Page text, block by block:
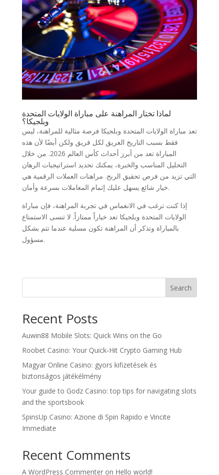
لماذا تختار المراهنة على مباراة الولايات المتحدة
وبلجيكا؟
تعد مباراة الولايات المتحدة وبلجيكا فرصة مثالية للمراهنة، ليس
فقط بسبب التاريخ العريق لكل فريق ولكن أيضًا لأن هذه
المباراة تعد من أبرز أحداث كأس العالم 2026. من خلال
التحليل المناسب والخبرة، يمكنك تحديد استراتيجيات الرهان
التي تزيد من فرص تحقيق الربح. مراهنات العملات الرقمية هي
خيار شائع يسهل عليك إتمام المعاملات بسرعة وأمان.
إذا كنت ترغب في الانغماس في تجربة المراهنة، فإن مباراة
الولايات المتحدة وبلجيكا تعد خياراً ممتازاً. لا تنسى الاستمتاع
بالمباراة وتذكر أن المراهنة تكون مسلية عندما تتم بشكل
مسؤول.
Search
Recent Posts
Auwin88 Mobile Slots: Quick Wins on the Go
Roobet Casino: Your Quick‑Hit Crypto Gaming Hub
Magyar Online Casino: gyors kifizetések és
biztonságos játékélmény
Your guide to Godz Casino: top tips for navigating slots
and the sportsbook
SpinsUp Casino: Azione di Spin Rapido e Vincite
Immediate
Recent Comments
A WordPress Commenteron Hello world!